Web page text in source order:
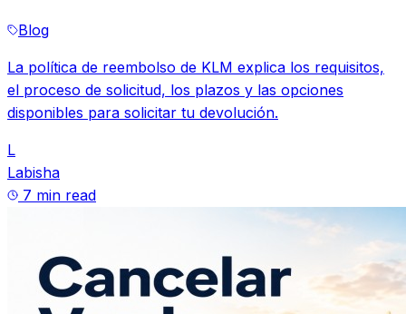
Blog
La política de reembolso de KLM explica los requisitos,
el proceso de solicitud, los plazos y las opciones
disponibles para solicitar tu devolución.
L
Labisha
7 min read